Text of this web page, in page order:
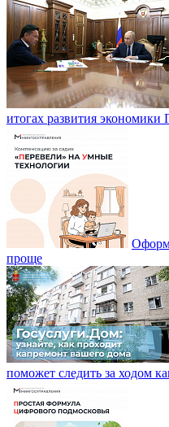
итогах развития экономики
проще
поможет следить за ходом